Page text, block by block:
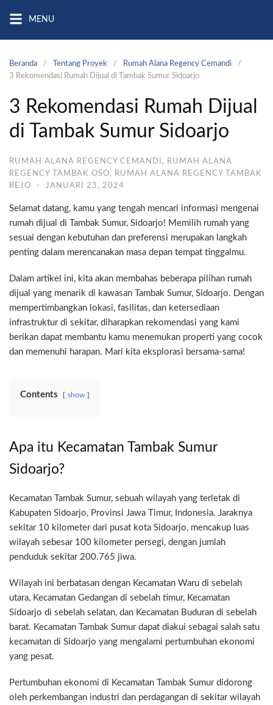
MENU
Beranda Tentang Proyek
Rumah Alana Regency Cemandi
3 Rekomendasi Rumah Dijual di Tambak Sumur Sidoarjo
3 Rekomendasi Rumah Dijual
di Tambak Sumur Sidoarjo
RUMAH ALANA REGENCY CEMANDI ,
RUMAH ALANA
REGENCY TAMBAK OSO,
RUMAH ALANA REGENCY TAMBAK
REJO
· JANUARI 23, 2024
Selamat datang, kamu yang tengah mencari informasi mengenai
rumah dijual di Tambak Sumur, Sidoarjo! Memilih rumah yang
sesuai dengan kebutuhan dan preferensi merupakan langkah
penting dalam merencanakan masa depan tempat tinggalmu.
Dalam artikel ini, kita akan membahas beberapa pilihan rumah
dijual yang menarik di kawasan Tambak Sumur, Sidoarjo. Dengan
mempertimbangkan lokasi, fasilitas, dan ketersediaan
infrastruktur di sekitar, diharapkan rekomendasi yang kami
berikan dapat membantu kamu menemukan properti yang cocok
dan memenuhi harapan. Mari kita eksplorasi bersama-sama!
Contents show
Apa itu Kecamatan Tambak Sumur
Sidoarjo?
Kecamatan Tambak Sumur, sebuah wilayah yang terletak di
Kabupaten Sidoarjo, Provinsi Jawa Timur, Indonesia. Jaraknya
sekitar 10 kilometer dari pusat kota Sidoarjo, mencakup luas
wilayah sebesar 100 kilometer persegi, dengan jumlah
penduduk sekitar 200.765 jiwa.
Wilayah ini berbatasan dengan Kecamatan Waru di sebelah
utara, Kecamatan Gedangan di sebelah timur, Kecamatan
Sidoarjo di sebelah selatan, dan Kecamatan Buduran di sebelah
barat. Kecamatan Tambak Sumur dapat diakui sebagai salah satu
kecamatan di Sidoarjo yang mengalami pertumbuhan ekonomi
yang pesat.
Pertumbuhan ekonomi di Kecamatan Tambak Sumur didorong
oleh perkembangan industri dan perdagangan di sekitar wilayah